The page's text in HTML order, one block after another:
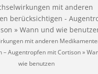
mit anderen
– Augentropfen mit Cortison »
wie benutzen